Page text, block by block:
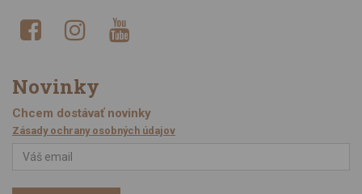
Novinky
Chcem dostávať novinky
Zásady ochrany osobných údajov